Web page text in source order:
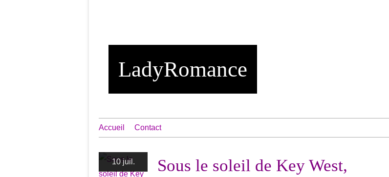
LadyRomance
Accueil Contact
10 juil.
Sous le soleil de Key West,